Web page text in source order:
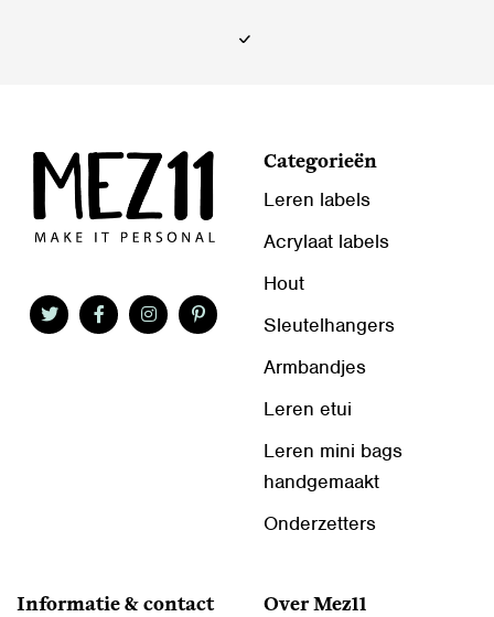
Categorieën
Leren labels
Acrylaat labels
Hout
Sleutelhangers
Armbandjes
Leren etui
Leren mini bags
handgemaakt
Onderzetters
Informatie & contact Over Mez11